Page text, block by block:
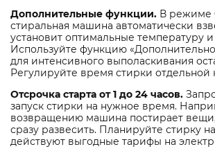
Дополнительные функции. В режиме
стиральная машина автоматически
установит оптимальные температуру
Используйте функцию
для интенсивного выполаскивания
Регулируйте время стирки отдельной
Отсрочка старта от 1 до 24 часов.
запуск стирки на нужное время.
возвращению машина постирает
сразу развесить. Планируйте стирку
действуют выгодные тарифы на